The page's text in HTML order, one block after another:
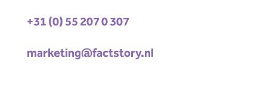
+31 (0) 55 207 0 307
marketing@factstory.nl